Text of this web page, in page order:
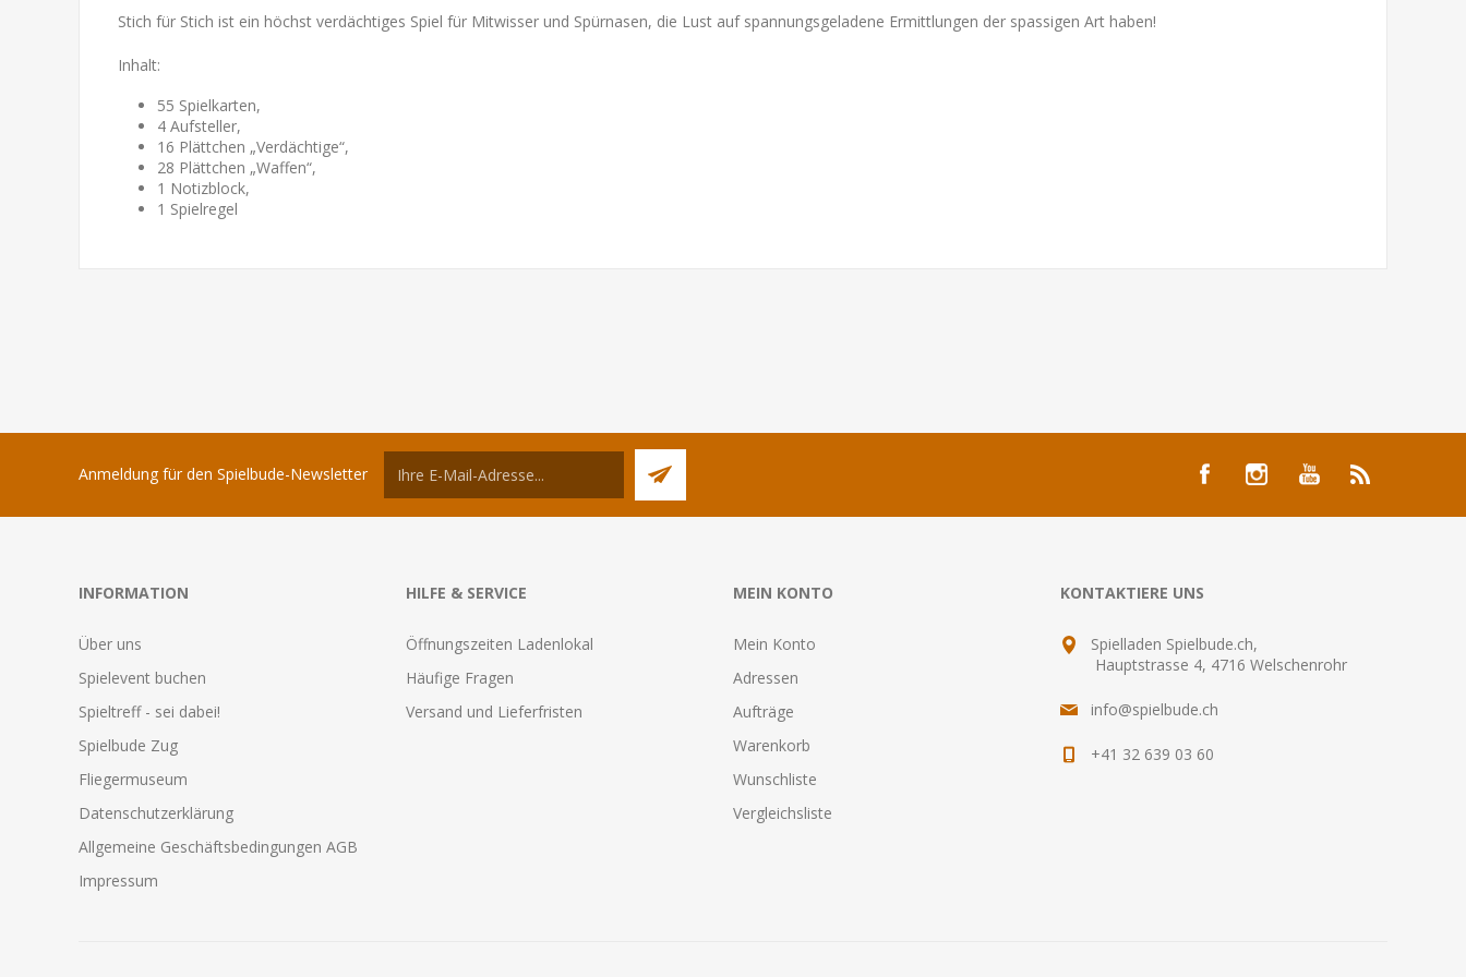
Stich für Stich ist ein höchst verdächtiges Spiel für Mitwisser und Spürnasen, die Lust auf spannungsgeladene Ermittlungen der spassigen Art haben!
Inhalt:
55 Spielkarten,
4 Aufsteller,
16 Plättchen „Verdächtige“,
28 Plättchen „Waffen“,
1 Notizblock,
1 Spielregel
Anmeldung für den Spielbude-Newsletter
INFORMATION
Über uns
Spielevent buchen
Spieltreff - sei dabei!
Spielbude Zug
Fliegermuseum
Datenschutzerklärung
Allgemeine Geschäftsbedingungen AGB
Impressum
HILFE & SERVICE
Öffnungszeiten Ladenlokal
Häufige Fragen
Versand und Lieferfristen
MEIN KONTO
Mein Konto
Adressen
Aufträge
Warenkorb
Wunschliste
Vergleichsliste
KONTAKTIERE UNS
Spielladen Spielbude.ch,
Hauptstrasse 4, 4716 Welschenrohr
info@spielbude.ch
+41 32 639 03 60